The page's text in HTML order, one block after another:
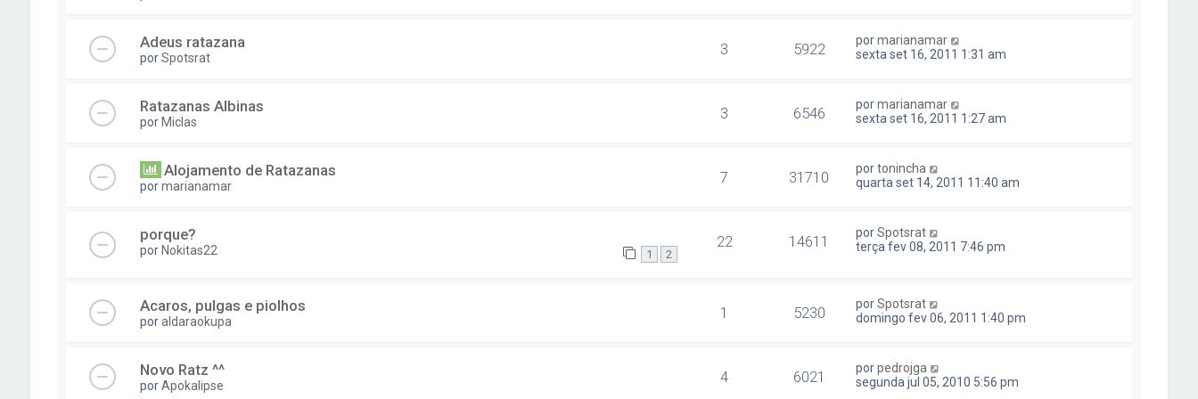
Adeus ratazana
porSpotsrat 3 5922 pormarianamar
sexta set 16, 2011 1:31 am
Ratazanas Albinas
por Miclas 3 6546 pormarianamar
sexta set 16, 2011 1:27 am
Alojamento de Ratazanas
pormarianamar 7 31710 portonincha
quarta set 14, 2011 11:40 am
porque?
por Nokitas22 1 2
22 14611 porSpotsrat
terça fev 08, 2011 7:46 pm
Acaros, pulgas e piolhos
poraldaraokupa 1 5230 porSpotsrat
domingo fev 06, 2011 1:40 pm
Novo Ratz ^^
porApokalipse 4 6021 porpedrojga
segunda jul 05, 2010 5:56 pm